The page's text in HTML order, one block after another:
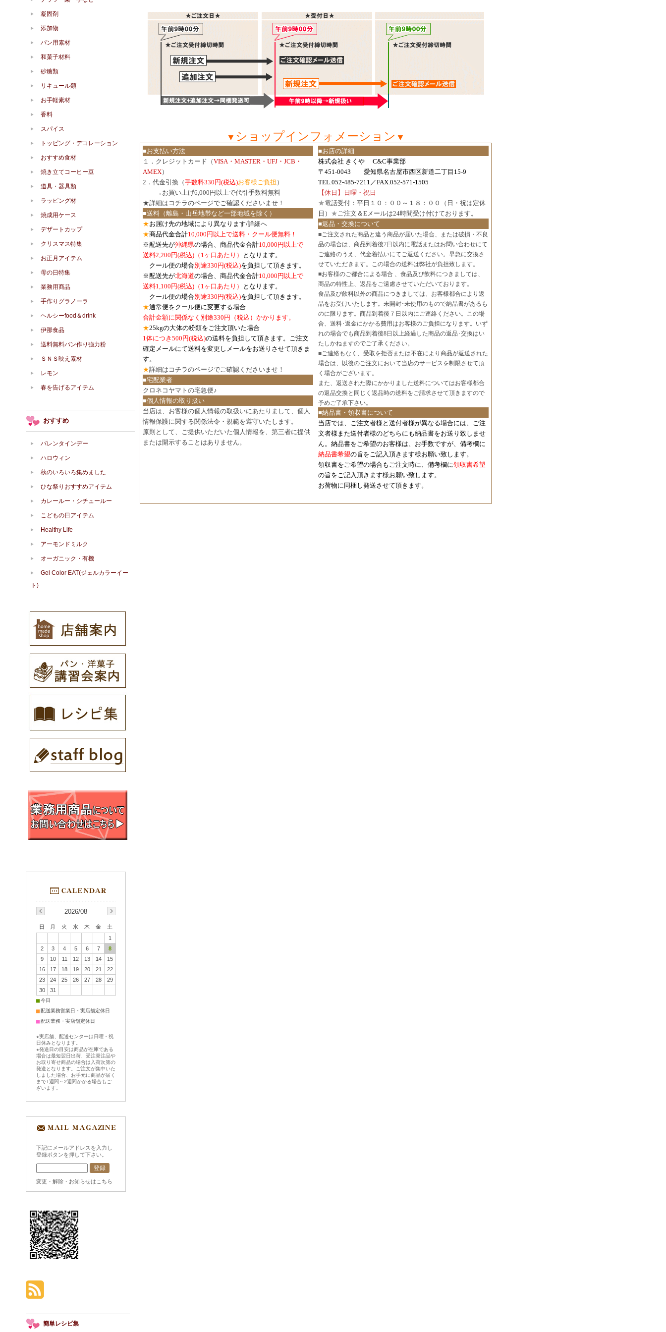
▼ ショップインフォメーション ▼
■お支払い方法
１．クレジットカード（VISA・MASTER・UFJ・JCB・
AMEX）
2．代金引換（手数料330円(税込)お客様ご負担 ）
→お買い上げ6,000円以上で代引手数料無料
★詳細は コチラのページでご確認 くださいませ！
■送料（離島・山岳地帯など一部地域を除く）
★お届け先の地域により異なります/詳細へ
★商品代金合計10,000円以上で送料・クール便無料！
※配送先が沖縄県の場合、商品代金合計10,000円以上で
送料2,200円(税込)（1ヶ口あたり）
となります。
クール便の場合別途330円(税込)を負担して頂きます。
※配送先が北海道の場合、商品代金合計10,000円以上で
送料1,100円(税込) （1ヶ口あたり）
となります。
クール便の場合別途330円(税込)を負担して頂きます。
★通常便をクール便に変更する場合
合計金額に関係なく別途330円（税込）かかります。
★25kgの大体の粉類をご注文頂いた場合
1体につき500円(税込)の送料を負担して頂きます。ご注文
確定メールにて送料を変更しメールをお送りさせて頂きま
す。
★詳細は コチラのページでご確認 くださいませ！
■宅配業者
クロネコヤマトの宅急便♪
■個人情報の取り扱い
当店は、お客様の個人情報の取扱いにあたりまして、個人
情報保護に関する関係法令・規範を遵守いたします。
原則として、ご提供いただいた個人情報を、第三者に提供
または開示することはありません。
■お店の詳細
株式会社 きくや C&C事業部
〒451-0043 愛知県名古屋市西区新道二丁目15-9
TEL.052-485-7211／FAX.052-571-1505
【休日】日曜・祝日
★電話受付：平日１０：００～１８：００（日・祝は定休
日） ★ご注文＆Eメールは24時間受け付けております。
■返品・交換について
■ご注文された商品と違う商品が届いた場合、または破損・不良
品の場合は、商品到着後7日以内に電話またはお問い合わせにて
ご連絡のうえ、代金着払いにてご返送ください。早急に交換さ
せていただきます。この場合の送料は弊社が負担致します。
■お客様のご都合による場合 、食品及び飲料につきましては、
商品の特性上、返品をご遠慮させていただいております。
食品及び飲料以外の商品につきましては、お客様都合により返
品をお受けいたします。未開封･未使用のもので納品書があるも
のに限ります。商品到着後７日以内にご連絡ください。この場
合、送料･返金にかかる費用はお客様のご負担になります。いず
れの場合でも商品到着後8日以上経過した商品の返品･交換はい
たしかねますのでご了承ください。
■ご連絡もなく、受取を拒否または不在により商品が返送された
場合は、以後のご注文において当店のサービスを制限させて頂
く場合がございます。
また、返送された際にかかりました送料についてはお客様都合
の返品交換と同じく返品時の送料をご請求させて頂きますので
予めご了承下さい。
■納品書・領収書について
当店では、ご注文者様と送付者様が異なる場合には、 ご注
文者様また送付者様のどちらにも納品書をお送り致しませ
ん。納品書をご希望のお客様は、お手数ですが、備考欄に
納品書希望の旨をご記入頂きます様お願い致します。
領収書をご希望の場合もご注文時に、備考欄に領収書希望
の旨をご記入頂きます様お願い致します。
お荷物に同梱し発送させて頂きます。
凝固剤
添加物
パン用素材
和菓子材料
砂糖類
リキュール類
お手軽素材
香料
スパイス
トッピング・デコレーション
おすすめ食材
焼き立てコーヒー豆
道具・器具類
ラッピング材
焼成用ケース
デザートカップ
クリスマス特集
お正月アイテム
母の日特集
業務用商品
手作りグラノーラ
ヘルシーfood＆drink
伊那食品
送料無料パン作り強力粉
ＳＮＳ映え素材
レモン
春を告げるアイテム
おすすめ
バレンタインデー
ハロウィン
秋のいろいろ集めました
ひな祭りおすすめアイテム
カレールー・シチュールー
こどもの日アイテム
Healthy Life
アーモンドミルク
オーガニック・有機
Gel Color EAT(ジェルカラーイー
ト)
2026/08
日 月 火 水 木 金
土
1
2
3 4 5 6 7
8
9
10 11 12 13 14
15
16
17 18 19 20 21
22
23
24 25 26 27 28
29
30
31
■今日
■配送業務営業日・実店舗定休日
■配送業務・実店舗定休日
★実店舗、配送センターは日曜・祝
日休みとなります。
★発送日の目安は商品が在庫である
場合は最短翌日出荷、受注発注品や
お取り寄せ商品の場合は入荷次第の
発送となります。ご注文が集中いた
しました場合、お手元に商品が届く
まで1週間～2週間かかる場合もご
ざいます。
下記にメールアドレスを入力し
登録ボタンを押して下さい。
変更・解除・お知らせはこちら
簡単レシピ集